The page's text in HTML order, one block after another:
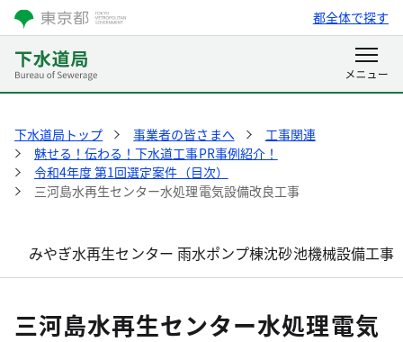
都全体で探す
下水道局トップ 事業者の皆さまへ
工事関連
魅せる！伝わる！下水道工事PR事例紹介！
令和4年度 第1回選定案件（目次）
三河島水再生センター水処理電気設備改良工事
みやぎ水再生センター 雨水ポンプ棟沈砂池機械設備工事
三河島水再生センター水処理電気